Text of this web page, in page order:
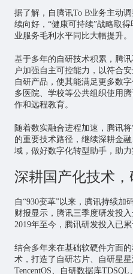
据了解，自腾讯To B业务主动
续向好，“健康可持续”战略取
业服务毛利水平同比大幅提升。
基于多年的自研技术积累，腾
户加强自主可控能力，以符合
自研产品，使其能满足更多数
多医院、学校等公共组织使用
作和远程教育。
随着数实融合进程加速，腾讯
的重要技术路径，继续深耕金
域，做好数字化转型助手，助力
深耕国产化技术
自“930变革”以来，腾讯持续加
财报显示，腾讯三季度研发投入
2019年至今，腾讯研发投入已累
结合多年来在基础软硬件方面
术，打造了自研芯片、自研星
TencentOS、自研数据库